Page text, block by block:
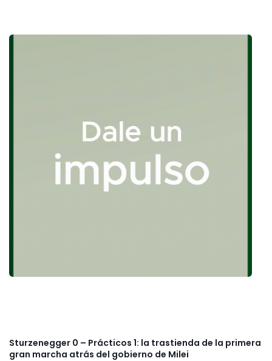
Sturzenegger 0 – Prácticos 1: la trastienda de la primera
gran marcha atrás del gobierno de Milei